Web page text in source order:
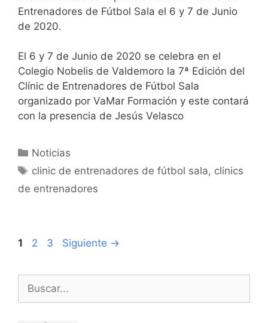
Entrenadores de Fútbol Sala el 6 y 7 de Junio
de 2020.
El 6 y 7 de Junio de 2020 se celebra en el
Colegio Nobelis de Valdemoro la 7ª Edición del
Clínic de Entrenadores de Fútbol Sala
organizado por VaMar Formación y este contará
con la presencia de Jesús Velasco
Categorías
Noticias
Etiquetas
clinic de entrenadores de fútbol sala, clinics
de entrenadores
Navegación
entradas
Página
1 Página
2 Página
3 Siguiente →
Buscar: